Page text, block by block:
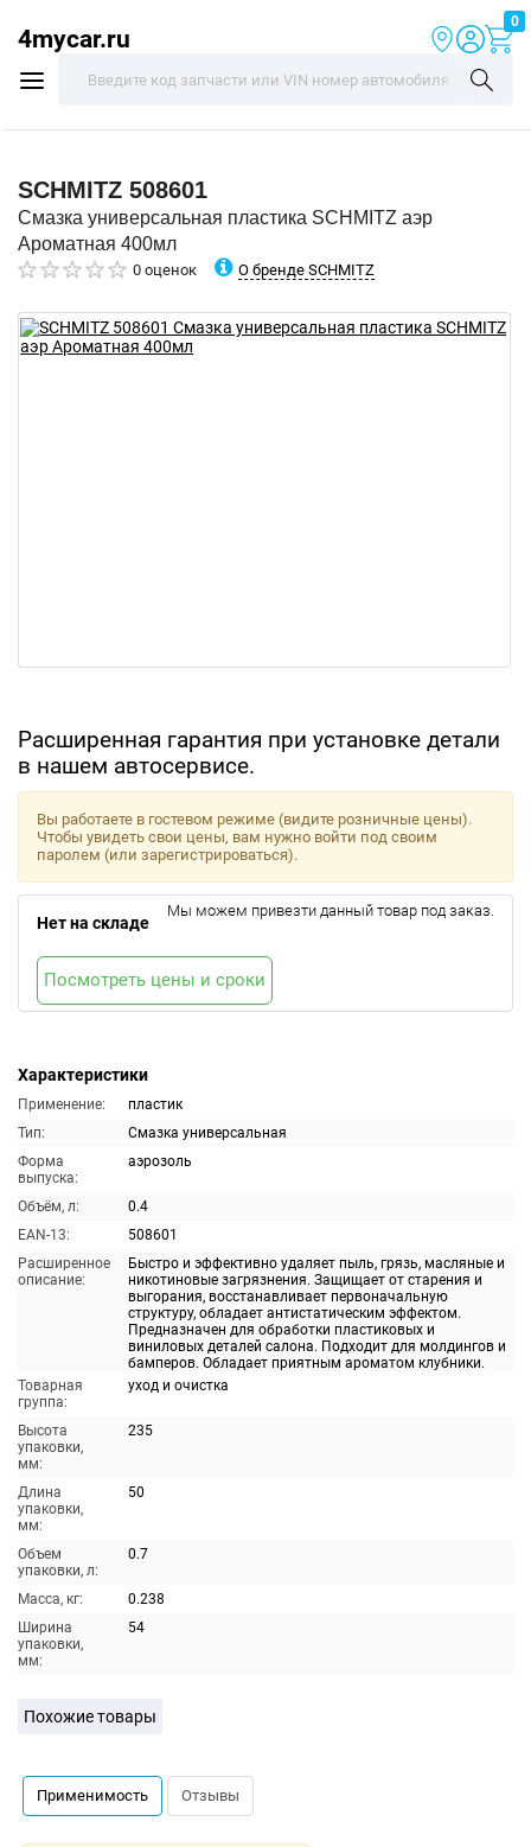
4mycar.ru
0
SCHMITZ 508601
Смазка универсальная пластика SCHMITZ аэр
Ароматная 400мл
0 оценок О бренде SCHMITZ
Расширенная гарантия при установке детали
в нашем автосервисе.
Характеристики
Применение:
пластик
Тип:
Смазка универсальная
Форма
выпуска:
аэрозоль
Объём, л:
0.4
EAN-13:
508601
Расширенное
описание:
Быстро и эффективно удаляет пыль, грязь, масляные и
никотиновые загрязнения. Защищает от старения и
выгорания, восстанавливает первоначальную
структуру, обладает антистатическим эффектом.
Предназначен для обработки пластиковых и
виниловых деталей салона. Подходит для молдингов и
бамперов. Обладает приятным ароматом клубники.
Товарная
группа:
уход и очистка
Высота
упаковки,
мм:
235
Длина
упаковки,
мм:
50
Объем
упаковки, л:
0.7
Масса, кг:
0.238
Ширина
упаковки,
мм:
54
Вы работаете в гостевом режиме (видите розничные цены).
Чтобы увидеть свои цены, вам нужно войти под своим
паролем (или зарегистрироваться).
Нет на складе
Мы можем привезти данный товар под заказ.
Посмотреть цены и сроки
Похожие товары
Применимость Отзывы